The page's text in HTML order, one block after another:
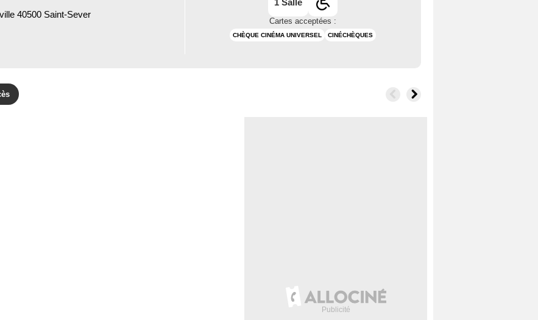
40500 Saint-Sever
Cartes acceptées :
CHÈQUE CINÉMA UNIVERSEL CINÉCHÈQUES